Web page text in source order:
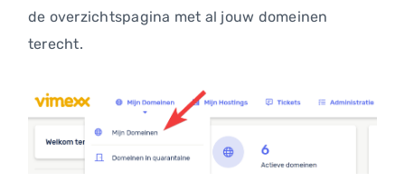
de overzichtspagina met al jouw domeinen
terecht.